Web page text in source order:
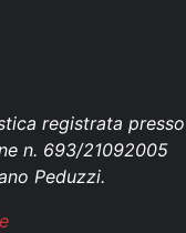
registrata presso
n. 693/21092005
Peduzzi.